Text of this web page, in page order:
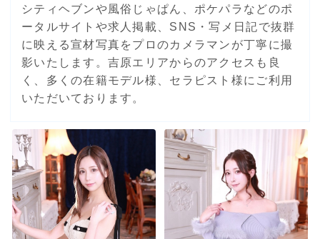
シティヘブンや風俗じゃぱん、ポケパラなどのポ
ータルサイトや求人掲載、SNS・写メ日記で抜群
に映える宣材写真をプロのカメラマンが丁寧に撮
影いたします。吉原エリアからのアクセスも良
く、多くの在籍モデル様、セラピスト様にご利用
いただいております。